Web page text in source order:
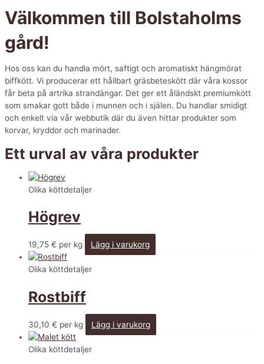
Välkommen till Bolstaholms
gård!
Hos oss kan du handla mört, saftigt och aromatiskt hängmörat
biffkött. Vi producerar ett hållbart gräsbeteskött där våra kossor
får beta på artrika strandängar. Det ger ett åländskt premiumkött
som smakar gott både i munnen och i själen. Du handlar smidigt
och enkelt via vår webbutik där du även hittar produkter som
korvar, kryddor och marinader.
Ett urval av våra produkter
Olika köttdetaljer
Högrev
19,75 € per kg Lägg i varukorg
Olika köttdetaljer
Rostbiff
30,10 € per kg Lägg i varukorg
Olika köttdetaljer